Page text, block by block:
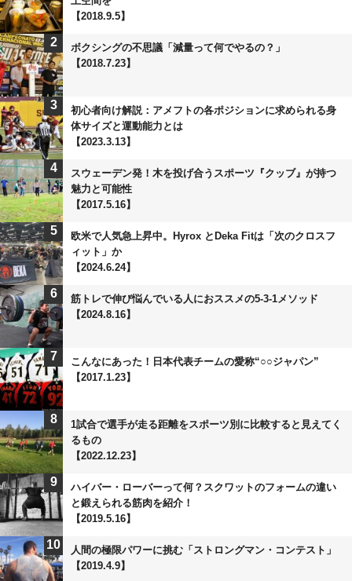
【2018.9.5】
2
ボクシングの不思議「減量って何でやるの？」
【2018.7.23】
3
初心者向け解説：アメフトの各ポジションに求められる身
体サイズと運動能力とは
【2023.3.13】
4
スウェーデン発！木を投げ合うスポーツ『クッブ』が持つ
魅力と可能性
【2017.5.16】
5
欧米で人気急上昇中。Hyrox とDeka Fitは「次のクロスフ
ィット」か
【2024.6.24】
6
筋トレで伸び悩んでいる人におススメの5-3-1メソッド
【2024.8.16】
7
こんなにあった！日本代表チームの愛称“○○ジャパン”
【2017.1.23】
8
1試合で選手が走る距離をスポーツ別に比較すると見えてく
るもの
【2022.12.23】
9
ハイバー・ローバーって何？スクワットのフォームの違い
と鍛えられる筋肉を紹介！
【2019.5.16】
10
人間の極限パワーに挑む「ストロングマン・コンテスト」
【2019.4.9】